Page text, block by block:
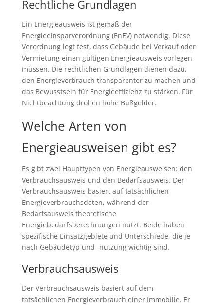
Rechtliche Grundlagen
Ein Energieausweis ist gemäß der
Energieeinsparverordnung (EnEV) notwendig. Diese
Verordnung legt fest, dass Gebäude bei Verkauf oder
Vermietung einen gültigen Energieausweis vorlegen
müssen. Die rechtlichen Grundlagen dienen dazu,
den Energieverbrauch transparenter zu machen und
das Bewusstsein für Energieeffizienz zu stärken. Für
Nichtbeachtung drohen hohe Bußgelder.
Welche Arten von
Energieausweisen gibt es?
Es gibt zwei Haupttypen von Energieausweisen: den
Verbrauchsausweis und den Bedarfsausweis. Der
Verbrauchsausweis basiert auf tatsächlichen
Energieverbrauchsdaten, während der
Bedarfsausweis theoretische
Energiebedarfsberechnungen nutzt. Beide haben
spezifische Einsatzgebiete und Unterschiede, die je
nach Gebäudetyp und -nutzung wichtig sind.
Verbrauchsausweis
Der Verbrauchsausweis basiert auf dem
tatsächlichen Energieverbrauch einer Immobilie. Er